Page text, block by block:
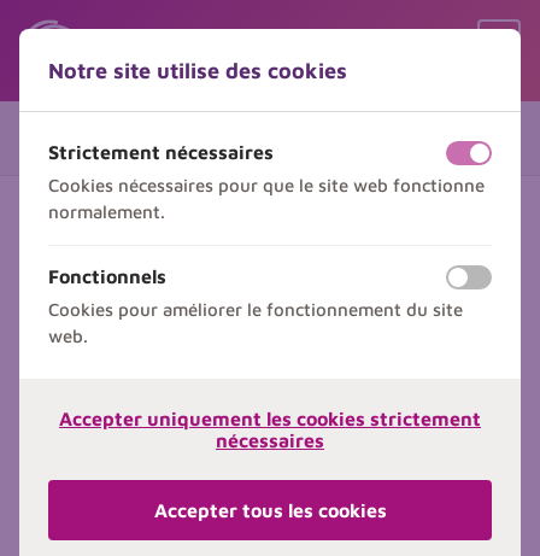
Sauter le contenu
Sauter le choix de langue
1 de 2
Inscrivez ici un ou plusieurs participants à
cette formation.
Madame Monsieur
Prénom
Notre site utilise des cookies
Strictement nécessaires
Cookies nécessaires pour que le site web fonctionne
normalement.
off on
Fonctionnels
Cookies pour améliorer le fonctionnement du site
web.
off on
Accepter uniquement les cookies strictement
nécessaires
Accepter tous les cookies